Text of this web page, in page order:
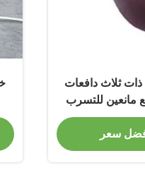
ثلاث دافعات
مع مانعين للتسرب
سعر